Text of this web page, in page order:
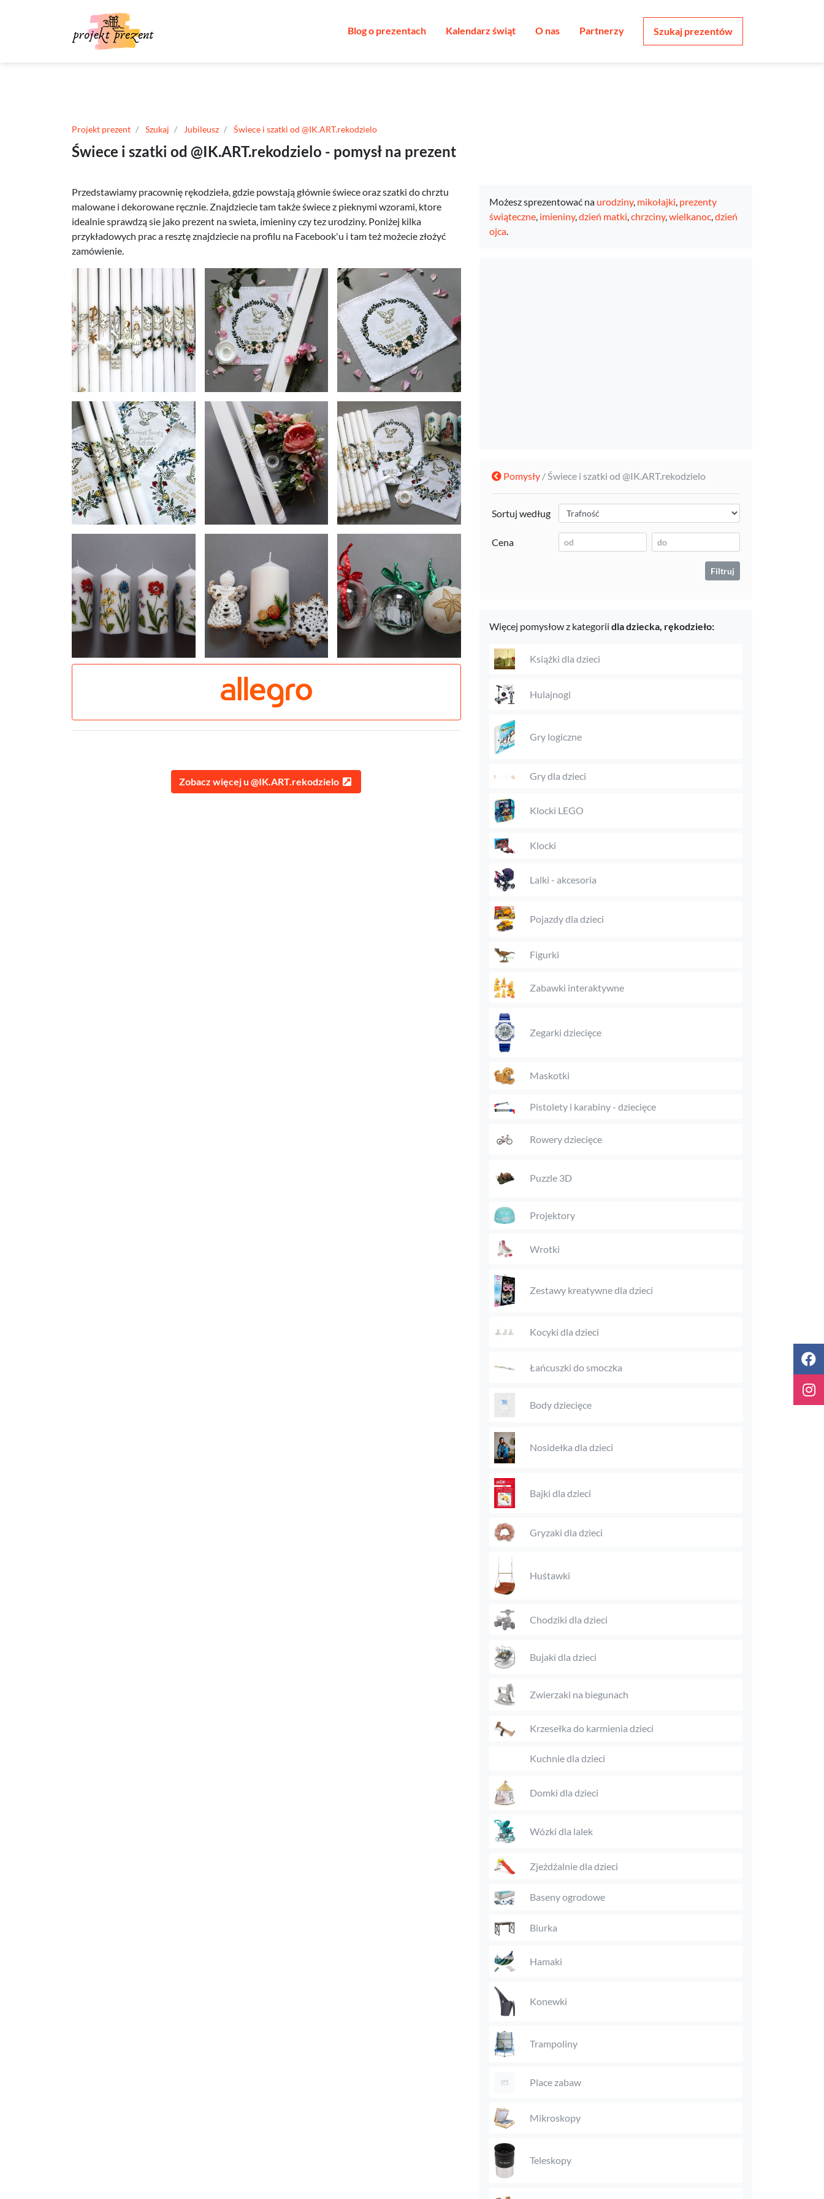
Blog o prezentach Kalendarz świąt O nas Partnerzy Szukaj prezentów
Projekt prezent Szukaj Jubileusz Świece i szatki od @IK.ART.rekodzielo
Świece i szatki od @IK.ART.rekodzielo - pomysł na prezent
Przedstawiamy pracownię rękodzieła, gdzie powstają głównie świece oraz szatki do chrztu
malowane i dekorowane ręcznie. Znajdziecie tam także świece z pieknymi wzorami, ktore
idealnie sprawdzą sie jako prezent na swieta, imieniny czy tez urodziny. Poniżej kilka
przykładowych prac a resztę znajdziecie na profilu na Facebook'u i tam też możecie złożyć
zamówienie.
Zobacz więcej u @IK.ART.rekodzielo
Możesz sprezentować na urodziny, mikołajki, prezenty
świąteczne, imieniny,dzień matki,chrzciny,wielkanoc,dzień
ojca.
Pomysły / Świece i szatki od @IK.ART.rekodzielo
Sortuj według
Cena
Filtruj
Więcej pomysłow z kategorii dla dziecka, rękodzieło:
Książki dla dzieci
Hulajnogi
Gry logiczne
Gry dla dzieci
Klocki LEGO
Klocki
Lalki - akcesoria
Pojazdy dla dzieci
Figurki
Zabawki interaktywne
Zegarki dziecięce
Maskotki
Pistolety i karabiny - dziecięce
Rowery dziecięce
Puzzle 3D
Projektory
Wrotki
Zestawy kreatywne dla dzieci
Kocyki dla dzieci
Łańcuszki do smoczka
Body dziecięce
Nosidełka dla dzieci
Bajki dla dzieci
Gryzaki dla dzieci
Huśtawki
Chodziki dla dzieci
Bujaki dla dzieci
Zwierzaki na biegunach
Krzesełka do karmienia dzieci
Kuchnie dla dzieci
Domki dla dzieci
Wózki dla lalek
Zjeżdżalnie dla dzieci
Baseny ogrodowe
Biurka
Hamaki
Konewki
Trampoliny
Place zabaw
Mikroskopy
Teleskopy